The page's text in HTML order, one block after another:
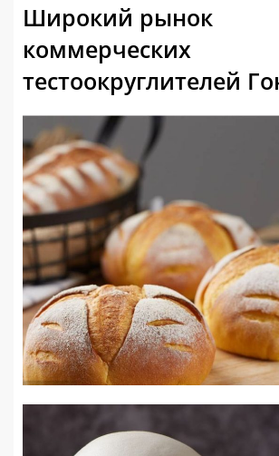
Широкий рынок
коммерческих
тестоокруглителей